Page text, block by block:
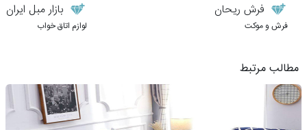
فرش ریحان
فرش و موکت
بازار مبل ایران
لوازم اتاق خواب
مطالب مرتبط